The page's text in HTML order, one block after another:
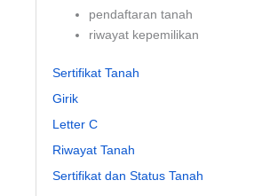
pendaftaran tanah
riwayat kepemilikan
Sertifikat Tanah
Girik
Letter C
Riwayat Tanah
Sertifikat dan Status Tanah